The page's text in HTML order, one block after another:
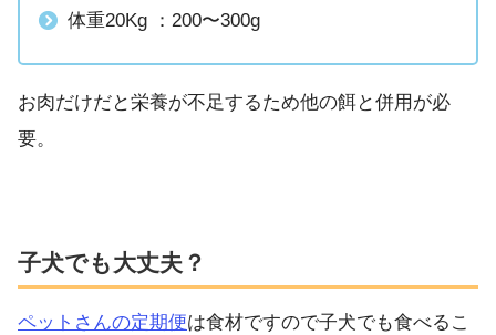
体重20Kg ：200〜300g
お肉だけだと栄養が不足するため他の餌と併用が必
要。
子犬でも大丈夫？
ペットさんの定期便は食材ですので子犬でも食べるこ